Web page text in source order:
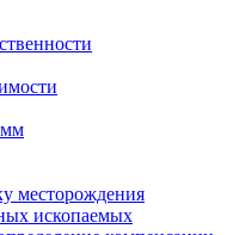
месторождения
ископаемых